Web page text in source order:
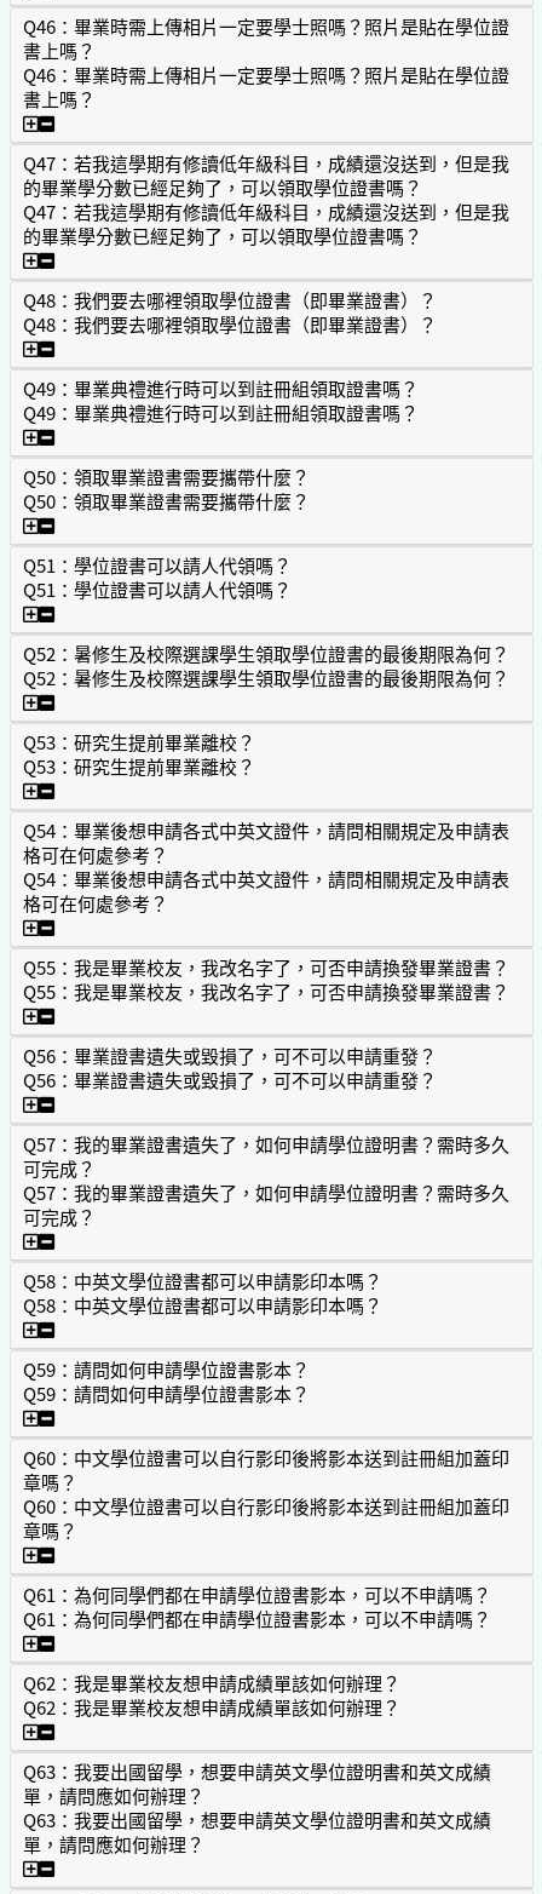
Q46：畢業時需上傳相片一定要學士照嗎？照片是貼在學位證
書上嗎？
Q46：畢業時需上傳相片一定要學士照嗎？照片是貼在學位證
書上嗎？
Q46：畢業時需上傳相片一定要學士照嗎？照片是貼在學位
Q47：若我這學期有修讀低年級科目，成績還沒送到，但是我
的畢業學分數已經足夠了，可以領取學位證書嗎？
Q47：若我這學期有修讀低年級科目，成績還沒送到，但是我
的畢業學分數已經足夠了，可以領取學位證書嗎？
Q47：若我這學期有修讀低年級科目，成績還沒送到，但是
Q48：我們要去哪裡領取學位證書（即畢業證書）？
Q48：我們要去哪裡領取學位證書（即畢業證書）？
Q48：我們要去哪裡領取學位證書（即畢業證書）？
Q49：畢業典禮進行時可以到註冊組領取證書嗎？
Q49：畢業典禮進行時可以到註冊組領取證書嗎？
Q49：畢業典禮進行時可以到註冊組領取證書嗎？
Q50：領取畢業證書需要攜帶什麼？
Q50：領取畢業證書需要攜帶什麼？
Q50：領取畢業證書需要攜帶什麼？
Q51：學位證書可以請人代領嗎？
Q51：學位證書可以請人代領嗎？
Q51：學位證書可以請人代領嗎？
Q52：暑修生及校際選課學生領取學位證書的最後期限為何？
Q52：暑修生及校際選課學生領取學位證書的最後期限為何？
Q52：暑修生及校際選課學生領取學位證書的最後期限為何？
Q53：研究生提前畢業離校？
Q53：研究生提前畢業離校？
Q53：研究生提前畢業離校？
Q54：畢業後想申請各式中英文證件，請問相關規定及申請表
格可在何處參考？
Q54：畢業後想申請各式中英文證件，請問相關規定及申請表
格可在何處參考？
Q54：畢業後想申請各式中英文證件，請問相關規定及申請
Q55：我是畢業校友，我改名字了，可否申請換發畢業證書？
Q55：我是畢業校友，我改名字了，可否申請換發畢業證書？
Q55：我是畢業校友，我改名字了，可否申請換發畢業證書？
Q56：畢業證書遺失或毀損了，可不可以申請重發？
Q56：畢業證書遺失或毀損了，可不可以申請重發？
Q56：畢業證書遺失或毀損了，可不可以申請重發？
Q57：我的畢業證書遺失了，如何申請學位證明書？需時多久
可完成？
Q57：我的畢業證書遺失了，如何申請學位證明書？需時多久
可完成？
Q57：我的畢業證書遺失了，如何申請學位證明書？需時多
Q58：中英文學位證書都可以申請影印本嗎？
Q58：中英文學位證書都可以申請影印本嗎？
Q58：中英文學位證書都可以申請影印本嗎？
Q59：請問如何申請學位證書影本？
Q59：請問如何申請學位證書影本？
Q59：請問如何申請學位證書影本？
Q60：中文學位證書可以自行影印後將影本送到註冊組加蓋印
章嗎？
Q60：中文學位證書可以自行影印後將影本送到註冊組加蓋印
章嗎？
Q60：中文學位證書可以自行影印後將影本送到註冊組加蓋
Q61：為何同學們都在申請學位證書影本，可以不申請嗎？
Q61：為何同學們都在申請學位證書影本，可以不申請嗎？
Q61：為何同學們都在申請學位證書影本，可以不申請嗎？
Q62：我是畢業校友想申請成績單該如何辦理？
Q62：我是畢業校友想申請成績單該如何辦理？
Q62：我是畢業校友想申請成績單該如何辦理？
Q63：我要出國留學，想要申請英文學位證明書和英文成績
單，請問應如何辦理？
Q63：我要出國留學，想要申請英文學位證明書和英文成績
單，請問應如何辦理？
Q63：我要出國留學，想要申請英文學位證明書和英文成績